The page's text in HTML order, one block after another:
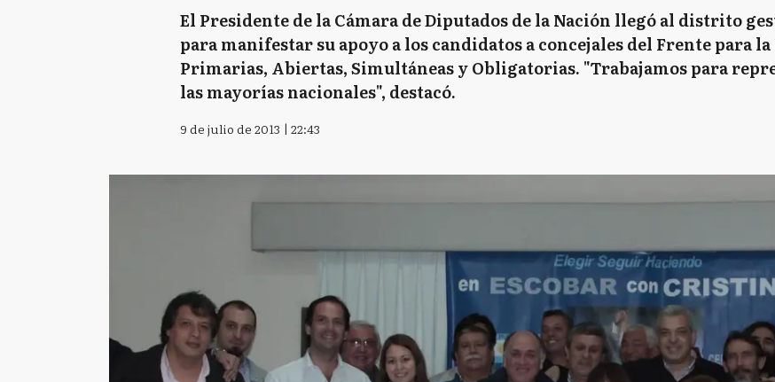
El Presidente de la Cámara de Diputados de la Nación llegó al distrito
para manifestar su apoyo a los candidatos a concejales del Frente para
Primarias, Abiertas, Simultáneas y Obligatorias. "Trabajamos para
las mayorías nacionales", destacó.
9 de julio de 2013 | 22:43